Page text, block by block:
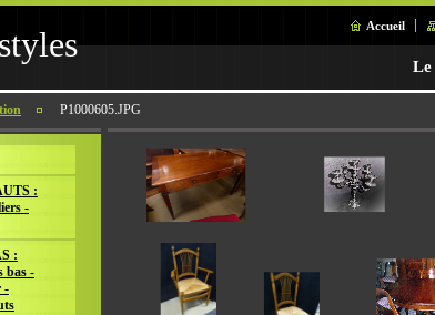
Accueil
Le
P1000605.JPG
:
-
:
bas -
-